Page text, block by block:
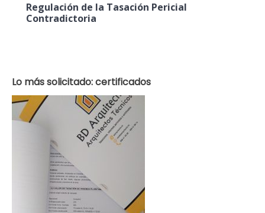
Regulación de la Tasación Pericial
Contradictoria
Lo más solicitado: certificados